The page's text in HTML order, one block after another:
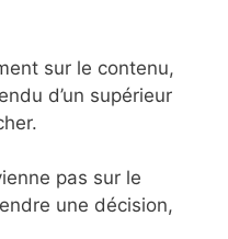
sur le contenu,
d’un supérieur
pas sur le
une décision,